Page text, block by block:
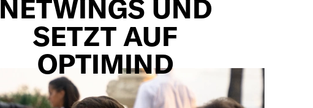
ETWINGS UND S
ETZT AUF O
PTIMIND